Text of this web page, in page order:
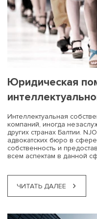
на 3D-
дефектом?
авторское
таможенного
брендов по
Оправдывает
AG в суде в
юридическую
Юридическая
Интеллектуальная
компаний, иногда
других странах Балтии.
адвокатских бюро в
собственность и
всем аспектам в данной
ЧИТАТЬ ДАЛЕЕ